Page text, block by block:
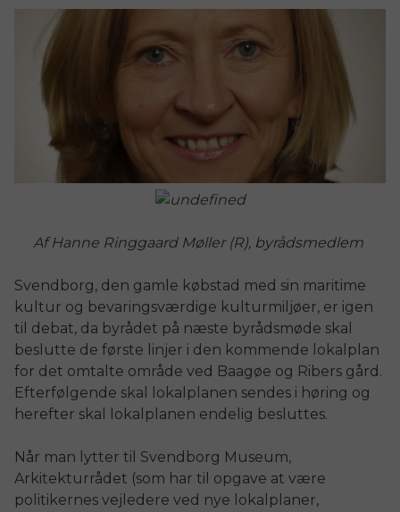
Af Hanne Ringgaard Møller (R), byrådsmedlem
Svendborg, den gamle købstad med sin maritime
kultur og bevaringsværdige kulturmiljøer, er igen
til debat, da byrådet på næste byrådsmøde skal
beslutte de første linjer i den kommende lokalplan
for det omtalte område ved Baagøe og Ribers gård.
Efterfølgende skal lokalplanen sendes i høring og
herefter skal lokalplanen endelig besluttes.
Når man lytter til Svendborg Museum,
Arkitekturrådet (som har til opgave at være
politikernes vejledere ved nye lokalplaner,